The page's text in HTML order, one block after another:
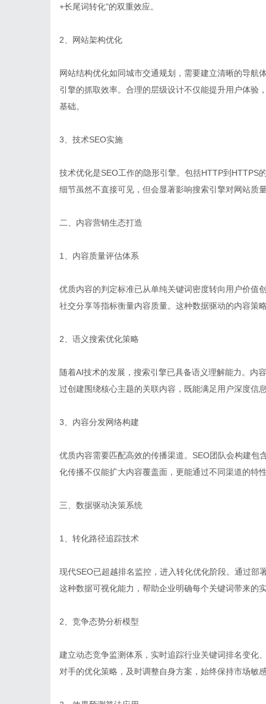
+长尾词转化"的双重效应。
2、网站架构优化
网站结构优化如同城市交通规划，需要建立清晰的导航
引擎的抓取效率。合理的层级设计不仅能提升用户体验
基础。
3、技术SEO实施
技术优化是SEO工作的隐形引擎。包括HTTP到HTTPS
细节虽然不直接可见，但会显著影响搜索引擎对网站质
二、内容营销生态打造
1、内容质量评估体系
优质内容的判定标准已从单纯关键词密度转向用户价值
社交分享等指标衡量内容质量。这种数据驱动的内容策
2、语义搜索优化策略
随着AI技术的发展，搜索引擎已具备语义理解能力。内
过创建围绕核心主题的关联内容，既能满足用户深度信
3、内容分发网络构建
优质内容需要匹配高效的传播渠道。SEO团队会构建包
化传播不仅能扩大内容覆盖面，更能通过不同渠道的特
三、数据驱动决策系统
1、转化路径追踪技术
现代SEO已超越排名监控，进入转化优化阶段。通过部
这种数据可视化能力，帮助企业明确每个关键词带来的
2、竞争态势分析模型
建立动态竞争监测体系，实时追踪行业关键词排名变化
对手的优化策略，及时调整自身方案，始终保持市场敏